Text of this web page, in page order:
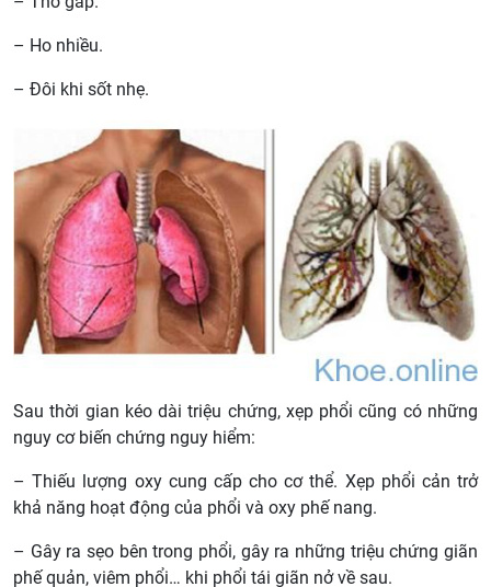
– Ho nhiều.
– Đôi khi sốt nhẹ.
Sau thời gian kéo dài triệu chứng, xẹp phổi cũng có những
nguy cơ biến chứng nguy hiểm:
– Thiếu lượng oxy cung cấp cho cơ thể. Xẹp phổi cản trở
khả năng hoạt động của phổi và oxy phế nang.
– Gây ra sẹo bên trong phổi, gây ra những triệu chứng giãn
phế quản, viêm phổi… khi phổi tái giãn nở về sau.